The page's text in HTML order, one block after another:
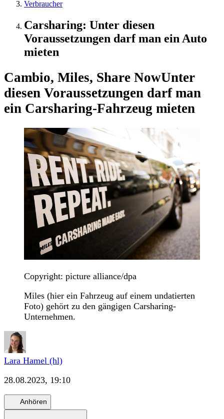
Verbraucher
Carsharing: Unter diesen
Voraussetzungen darf man ein Auto
mieten
Cambio, Miles, Share NowUnter
diesen Voraussetzungen darf man
ein Carsharing-Fahrzeug mieten
Copyright: picture alliance/dpa
Miles (hier ein Fahrzeug auf einem undatierten
Foto) gehört zu den gängigen Carsharing-
Unternehmen.
Lara Hamel (hl)
28.08.2023, 19:10
Anhören